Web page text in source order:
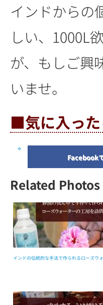
インドからの
しい、1000L
が、もしご興
いませ。
■気に入った
Facebook
Related Photos
インドの伝統的な手法で作られるローズウ